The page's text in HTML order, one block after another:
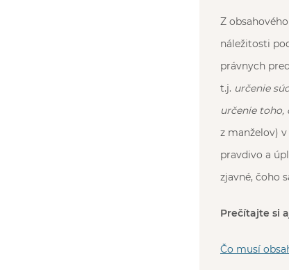
Z
náležitosti
právnych
t.j. určenie
určenie toho,
z manželov)
pravdivo a
zjavné, čoho
Prečítajte si
Čo musí